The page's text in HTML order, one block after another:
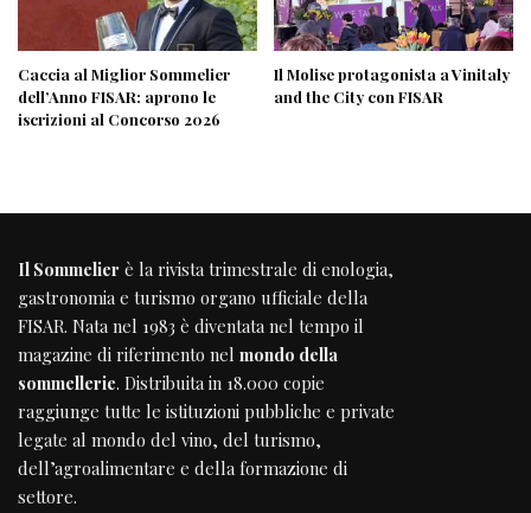
Caccia al Miglior Sommelier
dell’Anno FISAR: aprono le
iscrizioni al Concorso 2026
Il Molise protagonista a Vinitaly
and the City con FISAR
Il Sommelier è la rivista trimestrale di enologia,
gastronomia e turismo organo ufficiale della
FISAR. Nata nel 1983 è diventata nel tempo il
magazine di riferimento nel mondo della
sommellerie. Distribuita in 18.000 copie
raggiunge tutte le istituzioni pubbliche e private
legate al mondo del vino, del turismo,
dell’agroalimentare e della formazione di
settore.